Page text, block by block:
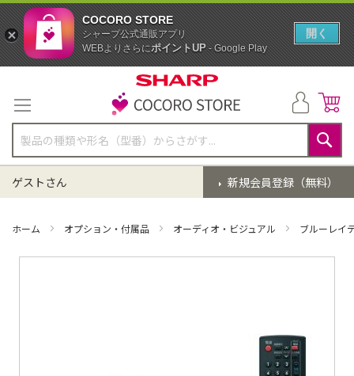
テ
ン
ツ
に
ス
キ
ッ
検
索
新規会員登録（無料）
ゲストさん
ホーム オプション・付属品 オーディオ・ビジュアル ブルーレイ
COCORO STORE
シャープ公式通販アプリ
WEBよりさらにポイントUP- Google Play
開く